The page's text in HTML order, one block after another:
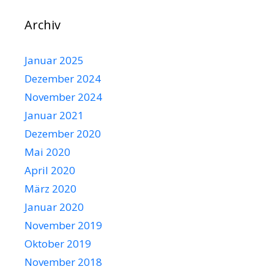
Archiv
Januar 2025
Dezember 2024
November 2024
Januar 2021
Dezember 2020
Mai 2020
April 2020
März 2020
Januar 2020
November 2019
Oktober 2019
November 2018